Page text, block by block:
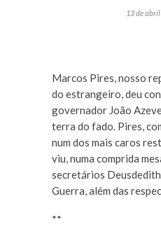
13 de
Marcos Pires, nosso
do estrangeiro, deu
governador João
terra do fado. Pires,
num dos mais caros
viu, numa comprida
secretários
Guerra, além das
**